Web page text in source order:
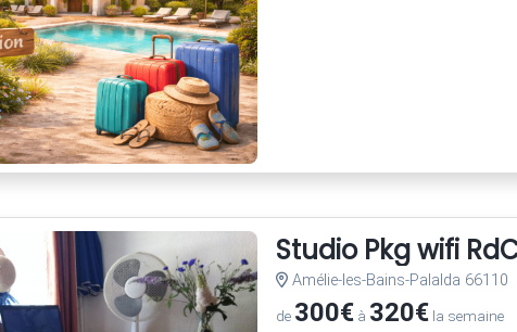
Studio Pkg wifi
Amélie-les-Bains-Palalda 66110
de 300€à 320€la semaine